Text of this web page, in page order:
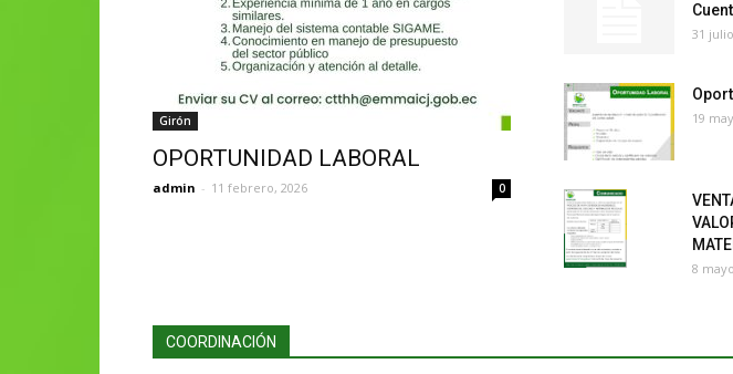
Girón
OPORTUNIDAD LABORAL
admin - 11 febrero, 2026 0
31
19
8
COORDINACIÓN